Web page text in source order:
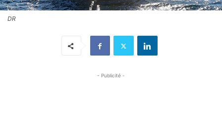
DR
- Publicité -